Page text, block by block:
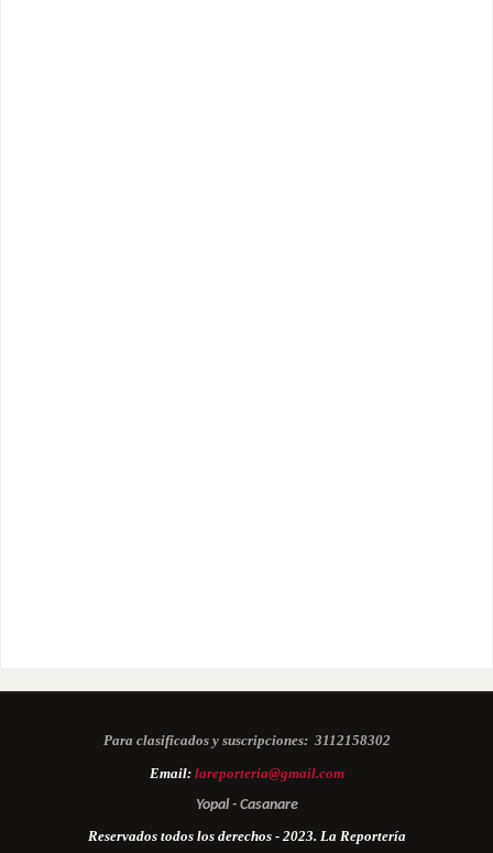
Para clasificados y suscripciones: 3112158302
Email: lareporteria@gmail.com
Yopal - Casanare
Reservados todos los derechos - 2023. La Reportería